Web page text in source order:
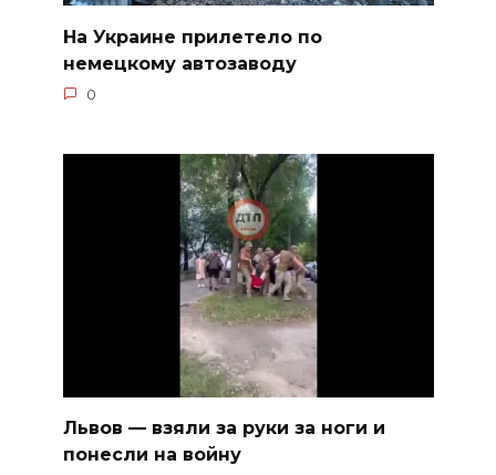
На Украине прилетело по
немецкому автозаводу
0
Львов — взяли за руки за ноги и
понесли на войну